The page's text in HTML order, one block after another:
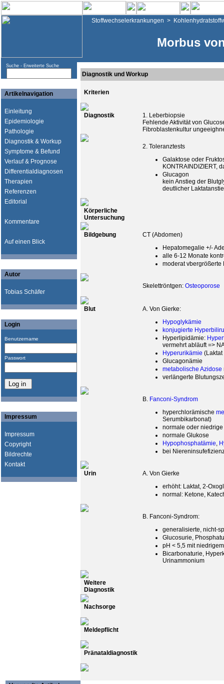
Stoffwechselerkrankungen >
Morbus
Suche - Erweiterte Suche
Artikelnavigation
Einleitung
Epidemiologie
Pathologie
Diagnostik & Workup
Symptome & Befund
Verlauf & Prognose
Differentialdiagnosen
Therapien
Referenzen
Editorial
Kommentare
Auf einen Blick
Autor
Tobias Schäfer
Login
Benutzername
Passwort
Impressum
Impressum
Copyright
Bildrechte
Kontakt
Diagnostik und Workup
Kriterien
Diagnostik
1. Leberbiopsie
Fehlende Aktivität von
Fibroblastenkultur
2. Toleranztests
Galaktose oder
KONTRAINDIZIERT,
Glucagon
kein Anstieg der
deutlicher
Körperliche
Untersuchung
Bildgebung
CT (Abdomen)
Hepatomegalie +/-
alle 6-12 Monate
moderat vbergrößerte
Skelettröntgen: Osteoporose
Blut
A. Von Gierke:
Hypoglykämie
konjugierte
Hyperlipidämie:
vermehrt abläuft =>
Hyperurikämie
Glucagonämie
metabolische Azidose
verlängerte
B. Fanconi-Syndrom
hyperchlorämische
Serumbikarbonat)
normale oder
normale Glukose
Hypophosphatämie,
bei
Urin
A. Von Gierke
erhöht: Laktat, 2-
normal: Ketone,
B. Fanconi-Syndrom:
generalisierte, nicht-
Glucosurie,
pH < 5,5 mit
Bicarbonaturie,
Urinammonium
Weitere
Diagnostik
Nachsorge
Meldepflicht
Pränataldiagnostik